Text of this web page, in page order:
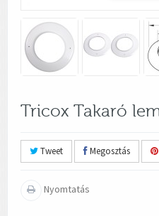
Tricox Takaró
Tweet Megosztás
Nyomtatás